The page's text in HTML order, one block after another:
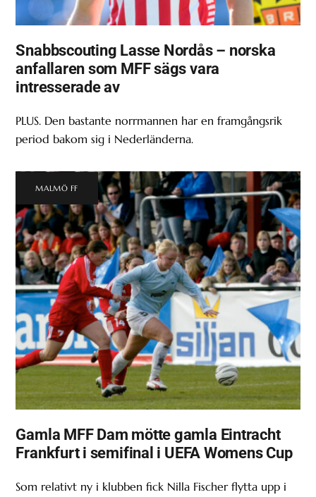
Snabbscouting Lasse Nordås – norska
anfallaren som MFF sägs vara
intresserade av
PLUS. Den bastante norrmannen har en framgångsrik
period bakom sig i Nederländerna.
MALMÖ FF
Gamla MFF Dam mötte gamla Eintracht
Frankfurt i semifinal i UEFA Womens Cup
Som relativt ny i klubben fick Nilla Fischer flytta upp i